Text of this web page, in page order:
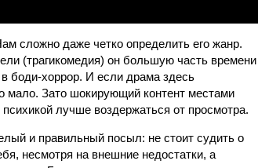
сложно даже четко определить его жанр.
(трагикомедия) он большую часть времени
боди-хоррор. И если драма здесь
мало. Зато шокирующий контент местами
лучше воздержаться от просмотра.
и правильный посыл: не стоит судить о
несмотря на внешние недостатки, а